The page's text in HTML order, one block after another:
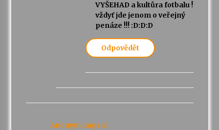
VYŠEHAD a kultůra fotbalu !
vždyť jde jenom o veřejný
penáze !!! :D:D:D
Odpovědět
Anonym napsal: